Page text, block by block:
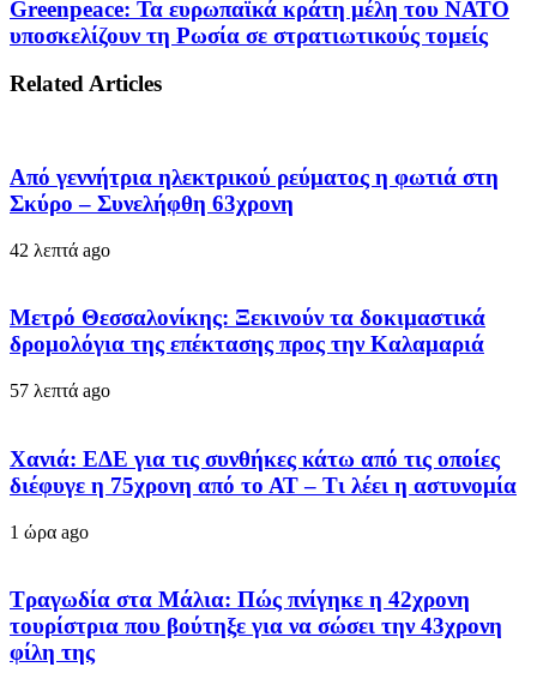
Greenpeace: Τα ευρωπαϊκά κράτη μέλη του ΝΑΤΟ
υποσκελίζουν τη Ρωσία σε στρατιωτικούς τομείς
Related Articles
Από γεννήτρια ηλεκτρικού ρεύματος η φωτιά στη
Σκύρο – Συνελήφθη 63χρονη
42 λεπτά ago
Μετρό Θεσσαλονίκης: Ξεκινούν τα δοκιμαστικά
δρομολόγια της επέκτασης προς την Καλαμαριά
57 λεπτά ago
Χανιά: ΕΔΕ για τις συνθήκες κάτω από τις οποίες
διέφυγε η 75χρονη από το ΑΤ – Τι λέει η αστυνομία
1 ώρα ago
Τραγωδία στα Μάλια: Πώς πνίγηκε η 42χρονη
τουρίστρια που βούτηξε για να σώσει την 43χρονη
φίλη της